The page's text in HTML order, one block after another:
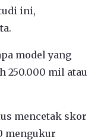
ini,
model yang
250.000 mil atau
mencetak skor
mengukur